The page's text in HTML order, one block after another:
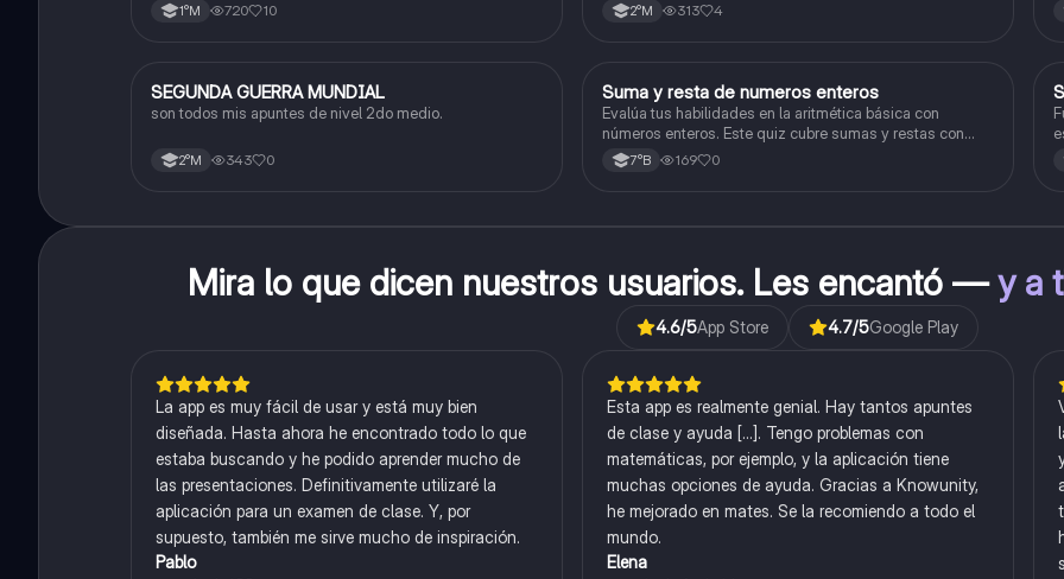
1°M 720 10 2°M 313 4
Historia
SEGUNDA GUERRA MUNDIAL
son todos mis apuntes de nivel 2do medio.
2°M 343 0
SMatemáticas
Suma y resta de numeros enteros
Evalúa tus habilidades en la aritmética básica con
números enteros. Este quiz cubre sumas y restas con
números positivos y negativos.
7°B 169 0
Mira lo que dicen nuestros usuarios. Les encantó —y a
4.6/5App Store 4.7/5Google Play
La app es muy fácil de usar y está muy bien
diseñada. Hasta ahora he encontrado todo lo que
estaba buscando y he podido aprender mucho de
las presentaciones. Definitivamente utilizaré la
aplicación para un examen de clase. Y, por
supuesto, también me sirve mucho de inspiración.
Pablo
Esta app es realmente genial. Hay tantos apuntes
de clase y ayuda [...]. Tengo problemas con
matemáticas, por ejemplo, y la aplicación tiene
muchas opciones de ayuda. Gracias a Knowunity,
he mejorado en mates. Se la recomiendo a todo el
mundo.
Elena